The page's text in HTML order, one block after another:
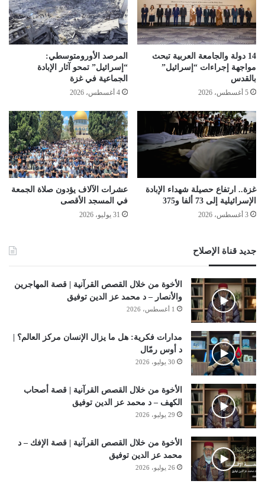
14 دولة والجامعة العربية تبحث
مواجهة إجراءات “إسرائيل”
بالقدس
5 أغسطس، 2026
المرصد الأورومتوسطي:
“إسرائيل” تمحو آثار الإبادة
الجماعية في غزة
4 أغسطس، 2026
غزة.. ارتفاع حصيلة شهداء الإبادة
الإسرائيلية إلى 73 ألفا و375
3 أغسطس، 2026
عشرات الآلاف يؤدون صلاة الجمعة
في المسجد الأقصى
31 يوليو، 2026
جديد قناة الإصلاح
الأخوة من خلال القصص القرآنية | قصة المهاجرين
والأنصار – د محمد عز الدين توفيق
1 أغسطس، 2026
مدارات فكرية: هل ما يزال الإنسان مركز العالم؟ |
د أوس رمّال
30 يوليو، 2026
الأخوة من خلال القصص القرآنية | قصة أصحاب
الكهف – د محمد عز الدين توفيق
29 يوليو، 2026
الأخوة من خلال القصص القرآنية | قصة الإفك – د
محمد عز الدين توفيق
26 يوليو، 2026